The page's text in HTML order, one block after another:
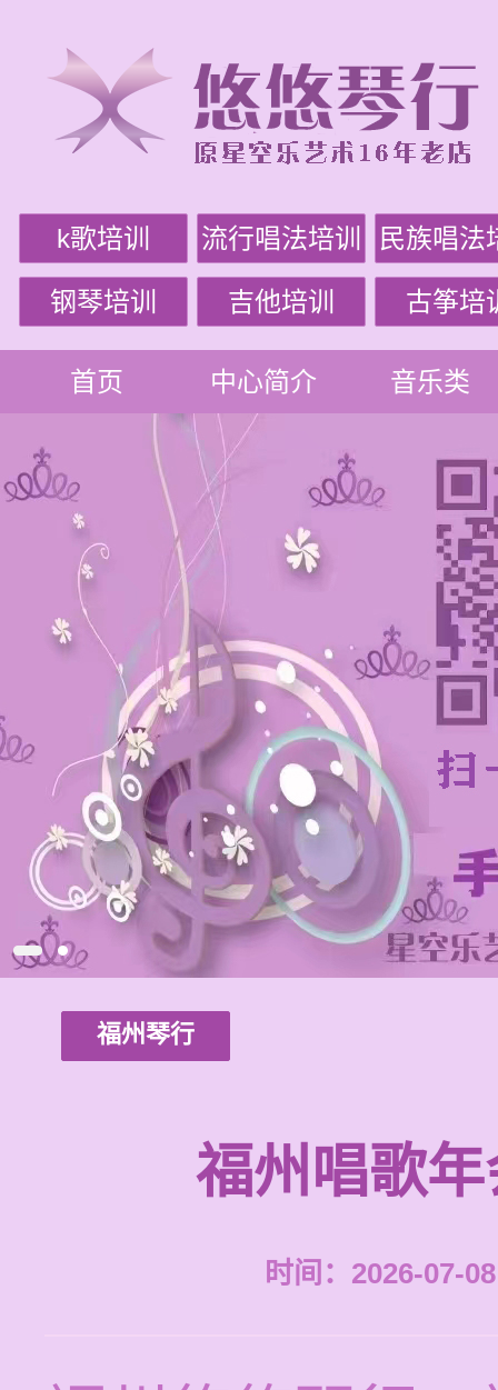
k歌培训 流行唱法培训 民族唱法
钢琴培训 吉他培训 古筝培
首页 中心简介 音乐类
福州琴行
福州唱歌
时间：2026-07-